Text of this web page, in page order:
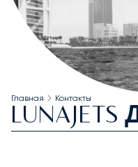
Главная Контакты